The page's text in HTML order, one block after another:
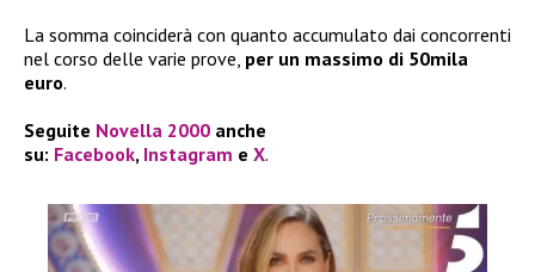
La somma coinciderà con quanto accumulato dai concorrenti
nel corso delle varie prove, per un massimo di 50mila
euro.
Seguite Novella 2000 anche
su: Facebook, Instagram e X.